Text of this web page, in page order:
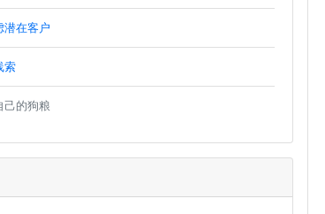
潜在客户
索
己的狗粮